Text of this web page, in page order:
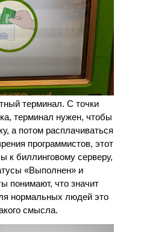
терминал. С точки
терминал нужен, чтобы
а потом расплачиваться
программистов, этот
к биллинговому серверу,
«Выполнен» и
понимают, что значит
нормальных людей это
смысла.